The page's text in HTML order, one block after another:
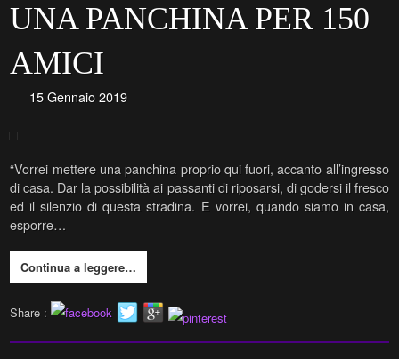
UNA PANCHINA PER 150
AMICI
15 Gennaio 2019
“Vorrei mettere una panchina proprio qui fuori, accanto all’ingresso
di casa. Dar la possibilità ai passanti di riposarsi, di godersi il fresco
ed il silenzio di questa stradina. E vorrei, quando siamo in casa,
esporre…
Continua a leggere…
Share :